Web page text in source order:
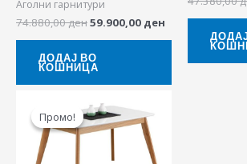
Аголни гарнитури
74.880,00ден59.900,00 ден
ДОДАЈ ВО
КОШНИЦА
Промо!
Промо!
price
was:
24.900,00 ден.